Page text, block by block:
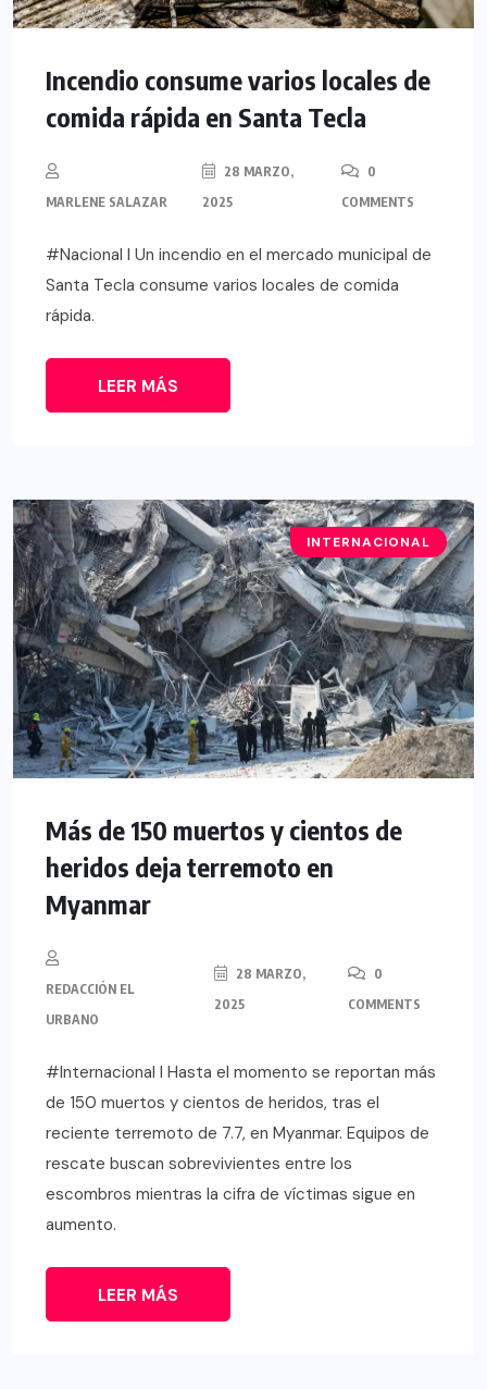
Incendio consume varios locales de
comida rápida en Santa Tecla
MARLENE SALAZAR
28 MARZO,
2025
0
COMMENTS
#Nacional l Un incendio en el mercado municipal de
Santa Tecla consume varios locales de comida
rápida.
LEER MÁS
INTERNACIONAL
Más de 150 muertos y cientos de
heridos deja terremoto en
Myanmar
REDACCIÓN EL
URBANO
28 MARZO,
2025
0
COMMENTS
#Internacional l Hasta el momento se reportan más
de 150 muertos y cientos de heridos, tras el
reciente terremoto de 7.7, en Myanmar. Equipos de
rescate buscan sobrevivientes entre los
escombros mientras la cifra de víctimas sigue en
aumento.
LEER MÁS